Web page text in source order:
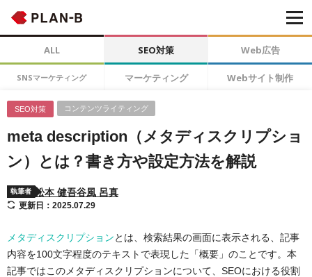
ALL SEO対策 Web広告
SNSマーケティング マーケティング Webサイト制作
SEO対策 コンテンツライティング
meta description（メタディスクリプショ
ン）とは？書き方や設定方法を解説
執筆者 松本 健吾谷風 呂真
更新日：2025.07.29
メタディスクリプションとは、検索結果の画面に表示される、記事
内容を100文字程度のテキストで表現した「概要」のことです。本
記事ではこのメタディスクリプションについて、SEOにおける役割